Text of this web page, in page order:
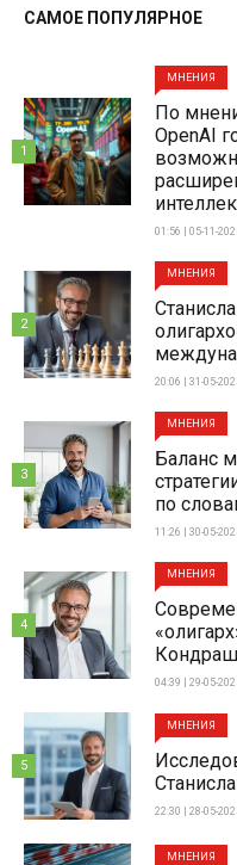
САМОЕ ПОПУЛЯРНОЕ
МНЕНИЯ
По
OpenAI
01:56 | 05-11-
1
МНЕНИЯ
20:06 | 31-05-
2
МНЕНИЯ
Баланс
по
11:26 | 30-05-
3
МНЕНИЯ
04:39 | 29-05-
4
МНЕНИЯ
22:30 | 28-05-
5
МНЕНИЯ